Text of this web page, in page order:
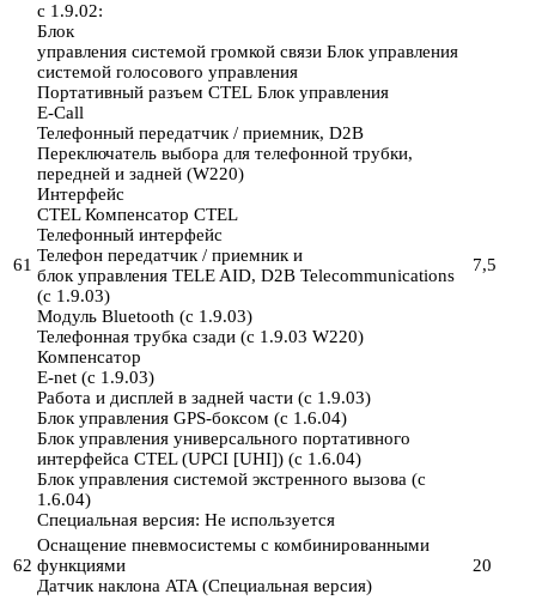
61
с 1.9.02:
Блок
управления системой громкой связи Блок управления
системой голосового управления
Портативный разъем CTEL Блок управления
E-Call
Телефонный передатчик / приемник, D2B
Переключатель выбора для телефонной трубки,
передней и задней (W220)
Интерфейс
CTEL Компенсатор CTEL
Телефонный интерфейс
Телефон передатчик / приемник и
блок управления TELE AID, D2B Telecommunications
(с 1.9.03)
Модуль Bluetooth (с 1.9.03)
Телефонная трубка сзади (с 1.9.03 W220)
Компенсатор
E-net (с 1.9.03)
Работа и дисплей в задней части (с 1.9.03)
Блок управления GPS-боксом (с 1.6.04)
Блок управления универсального портативного
интерфейса CTEL (UPCI [UHI]) (с 1.6.04)
Блок управления системой экстренного вызова (с
1.6.04)
Специальная версия: Не используется
7,5
62
Оснащение пневмосистемы с комбинированными
функциями
Датчик наклона ATA (Специальная версия)
20